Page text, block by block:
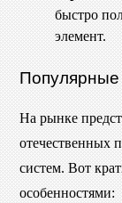
быстро
элемент.
На рынке
отечественных
систем. Вот
особенностями: